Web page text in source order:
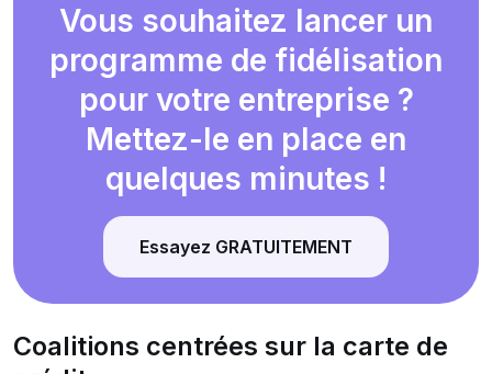
Vous souhaitez lancer un
programme de fidélisation
pour votre entreprise ?
Mettez-le en place en
quelques minutes !
Essayez GRATUITEMENT
Coalitions centrées sur la carte de